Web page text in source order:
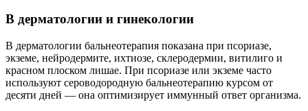
В дерматологии и гинекологии
В дерматологии бальнеотерапия показана при псориазе,
экземе, нейродермите, ихтиозе, склеродермии, витилиго и
красном плоском лишае. При псориазе или экземе часто
используют сероводородную бальнеотерапию курсом от
десяти дней — она оптимизирует иммунный ответ организма.